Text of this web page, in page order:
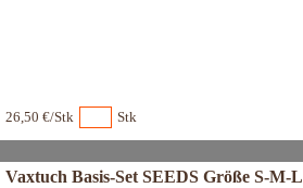
26,50 €/Stk Stk
Vaxtuch Basis-Set SEEDS Größe S-M-L